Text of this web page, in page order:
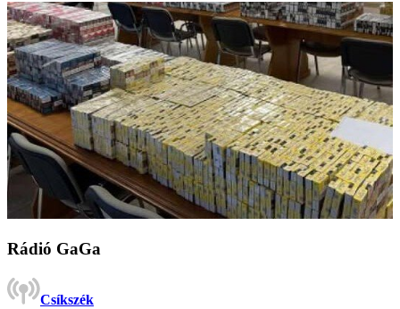
Rádió GaGa
Csíkszék